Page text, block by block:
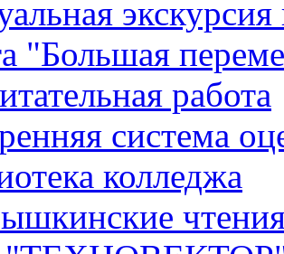
"Большая
работа
система
колледжа